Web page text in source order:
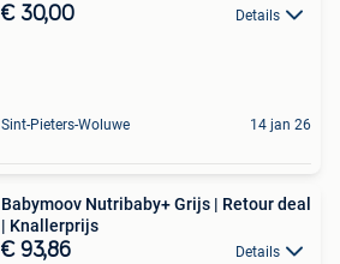
€ 30,00 Details
Sint-Pieters-Woluwe 14 jan 26
Babymoov Nutribaby+ Grijs | Retour deal
| Knallerprijs
€ 93,86 Details